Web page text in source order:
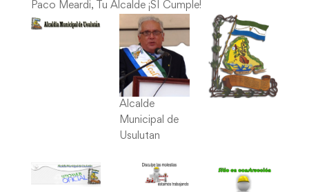
Paco Meardi, Tu Alcalde ¡SI Cumple!
Alcalde
Municipal de
Usulutan